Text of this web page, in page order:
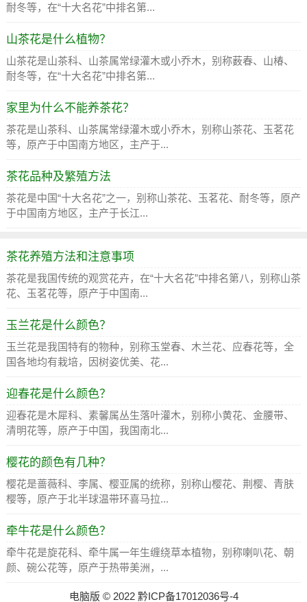
耐冬等，在“十大名花”中排名第...
山茶花是什么植物？
山茶花是山茶科、山茶属常绿灌木或小乔木，别称薮春、山椿、
耐冬等，在“十大名花”中排名第...
家里为什么不能养茶花？
茶花是山茶科、山茶属常绿灌木或小乔木，别称山茶花、玉茗花
等，原产于中国南方地区，主产于...
茶花品种及繁殖方法
茶花是中国“十大名花”之一，别称山茶花、玉茗花、耐冬等，原产
于中国南方地区，主产于长江...
茶花养殖方法和注意事项
茶花是我国传统的观赏花卉，在“十大名花”中排名第八，别称山茶
花、玉茗花等，原产于中国南...
玉兰花是什么颜色？
玉兰花是我国特有的物种，别称玉堂春、木兰花、应春花等，全
国各地均有栽培，因树姿优美、花...
迎春花是什么颜色？
迎春花是木犀科、素馨属丛生落叶灌木，别称小黄花、金腰带、
清明花等，原产于中国，我国南北...
樱花的颜色有几种？
樱花是蔷薇科、李属、樱亚属的统称，别称山樱花、荆樱、青肤
樱等，原产于北半球温带环喜马拉...
牵牛花是什么颜色？
牵牛花是旋花科、牵牛属一年生缠绕草本植物，别称喇叭花、朝
颜、碗公花等，原产于热带美洲，...
电脑版 ©2022 黔ICP备17012036号-4